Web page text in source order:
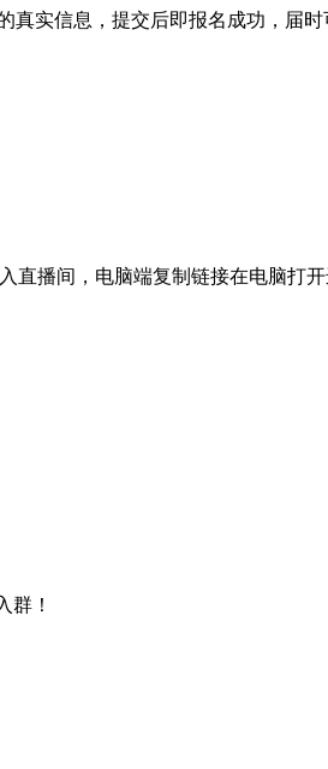
实信息，提交后即报名成功，届
播间，电脑端复制链接在电脑打开
群！